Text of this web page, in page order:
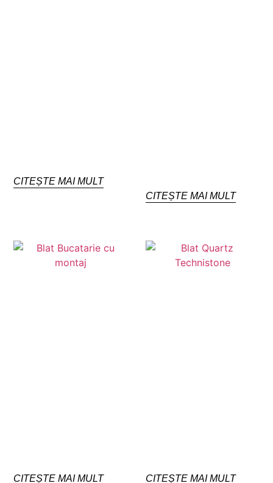
CITEȘTE MAI MULT
CITEȘTE MAI MULT
CITEȘTE MAI MULT CITEȘTE MAI MULT